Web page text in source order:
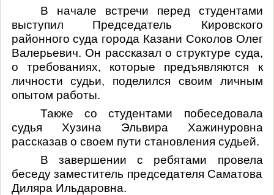
В начале встречи перед студентами
выступил Председатель Кировского
районного суда города Казани Соколов Олег
Валерьевич. Он рассказал о структуре суда,
о требованиях, которые предъявляются к
личности судьи, поделился своим личным
опытом работы.
Также со студентами побеседовала
судья Хузина Эльвира Хажинуровна
рассказав о своем пути становления судьей.
В завершении с ребятами провела
беседу заместитель председателя Саматова
Диляра Ильдаровна.